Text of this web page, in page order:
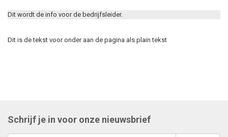
Dit wordt de info voor de bedrijfsleider.
Dit is de tekst voor onder aan de pagina als plain tekst
Schrijf je in voor onze nieuwsbrief